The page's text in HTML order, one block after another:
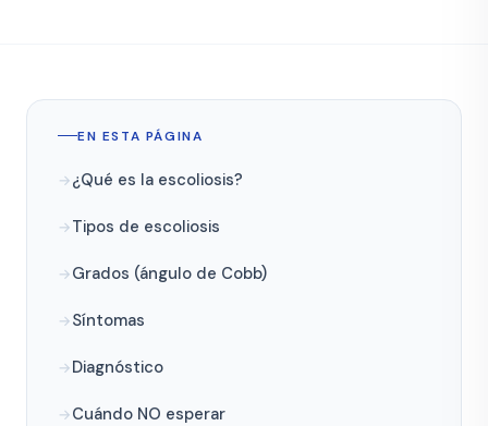
EN ESTA PÁGINA
¿Qué es la escoliosis?
Tipos de escoliosis
Grados (ángulo de Cobb)
Síntomas
Diagnóstico
Cuándo NO esperar